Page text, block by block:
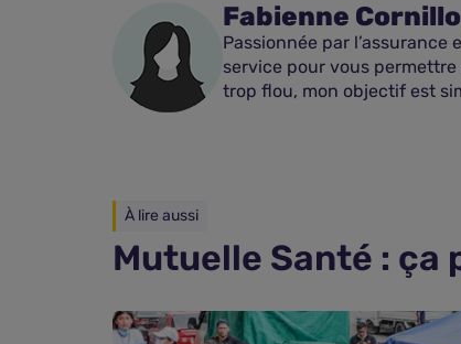
Fabienne
Passionnée par
service pour vous
trop flou, mon objectif est
À lire aussi
Mutuelle Santé : ça